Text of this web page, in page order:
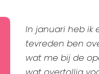
In januari heb ik
tevreden ben
wat me bij de